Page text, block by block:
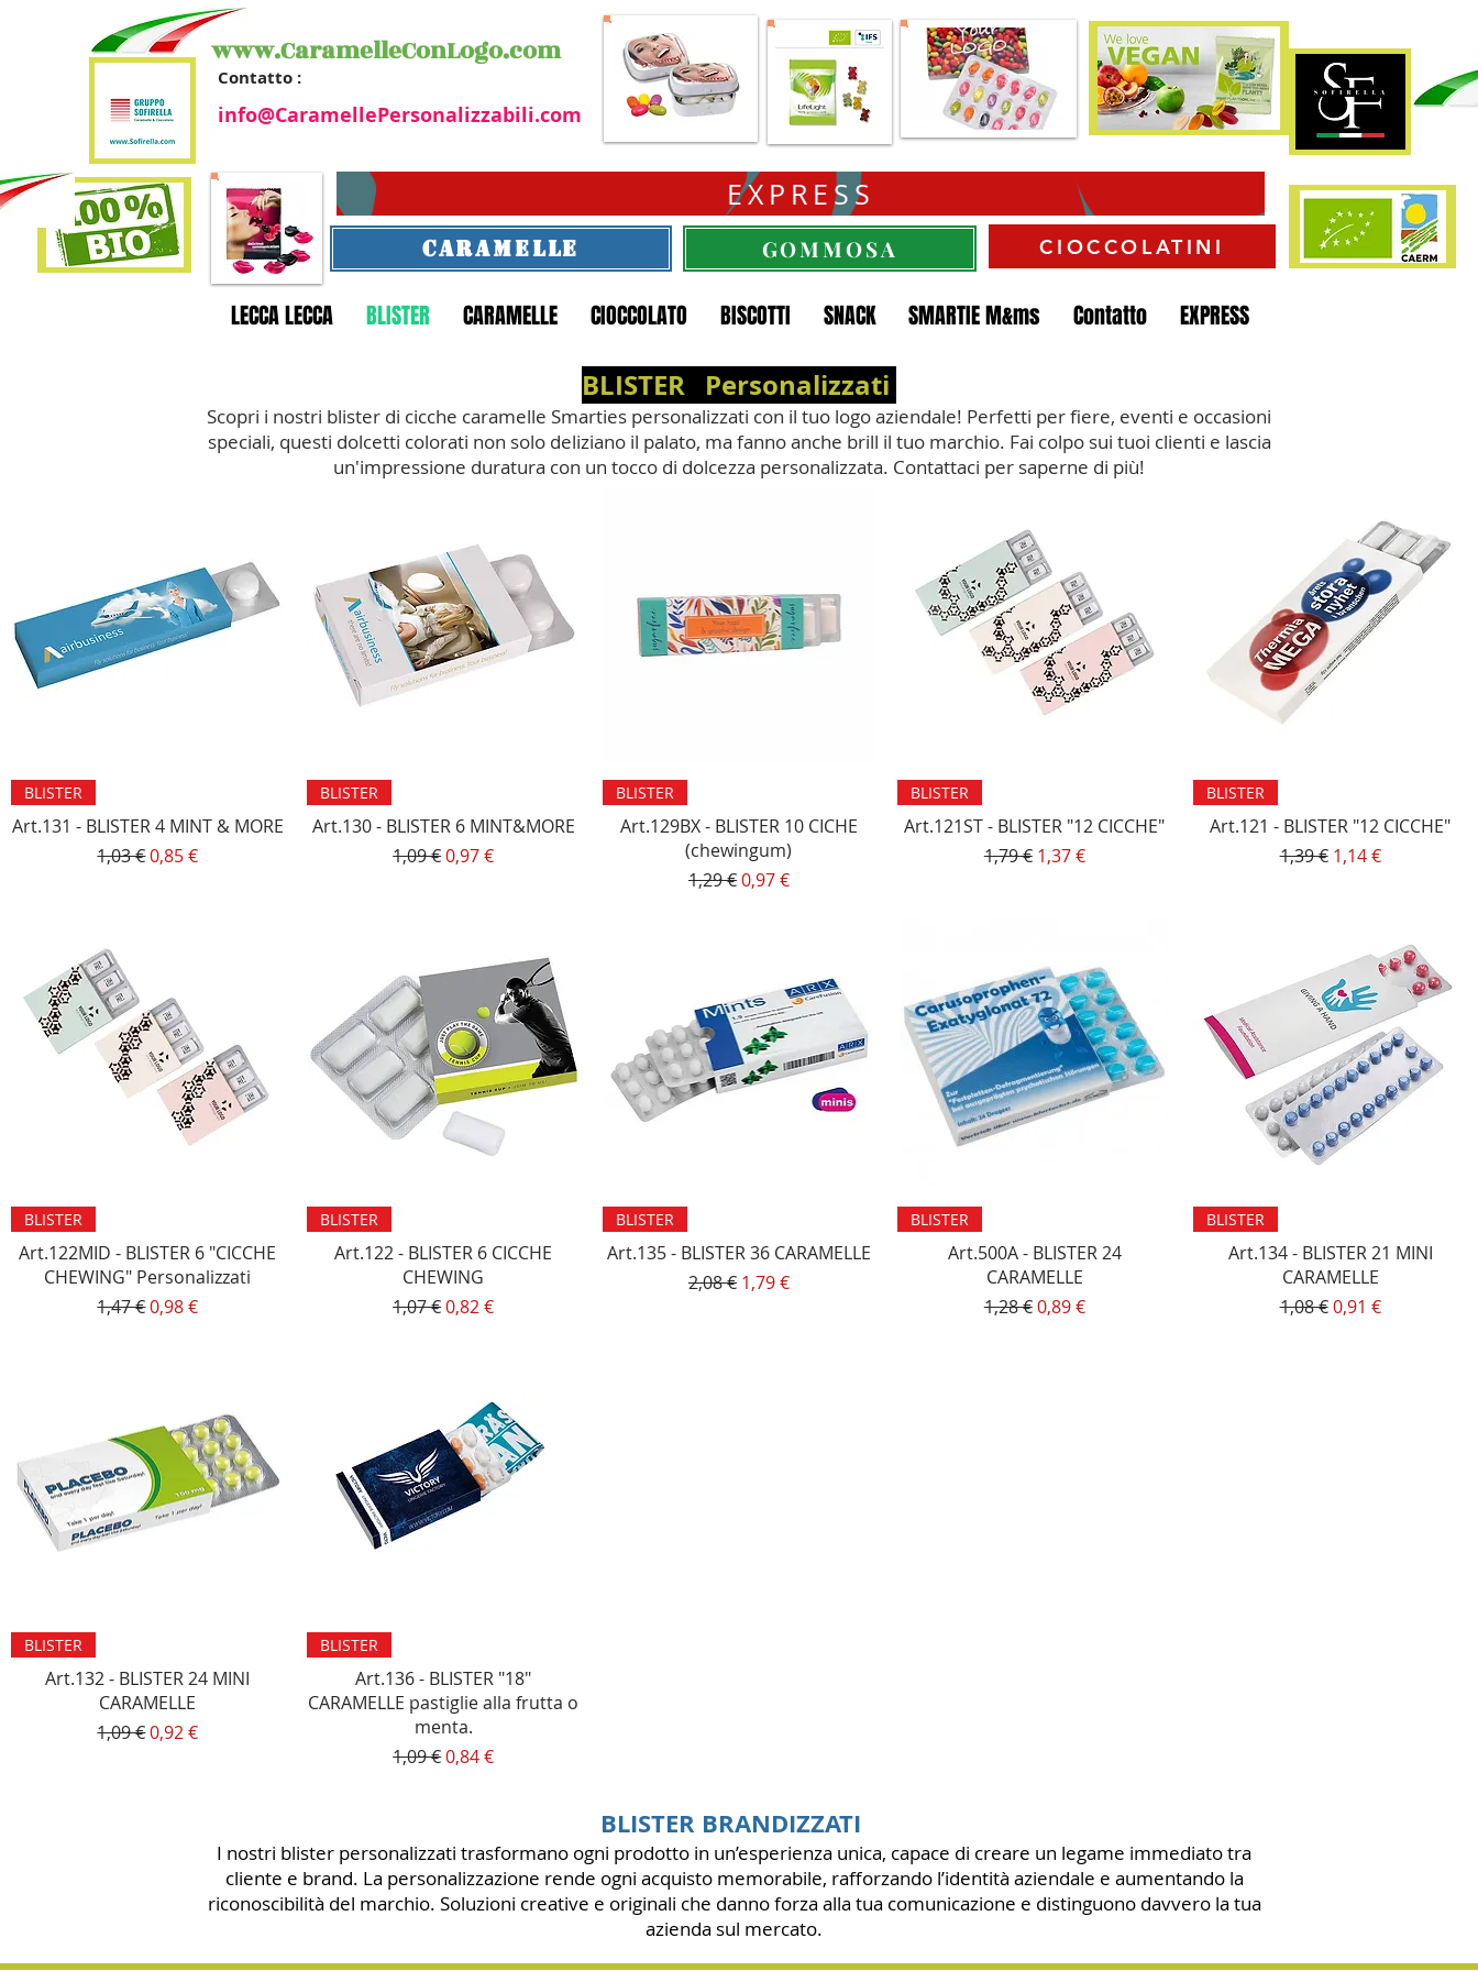
www.CaramelleConLogo.com
Contatto :
info@CaramellePersonalizzabili.com
EXPRESS
CARAMELLE GOMMOSA CIOCCOLATINI
BLISTER
Art.131 - BLISTER 4 MINT & MORE
Prezzo regolare
1,03 €Prezzo scontato
0,85 €
BLISTER
Art.130 - BLISTER 6 MINT&MORE
Prezzo regolare
1,09 €Prezzo scontato
0,97 €
BLISTER
Art.129BX - BLISTER 10 CICHE
(chewingum)
Prezzo regolare
1,29 €Prezzo scontato
0,97 €
BLISTER
Art.121ST - BLISTER "12 CICCHE"
Prezzo regolare
1,79 € Prezzo scontato
1,37 €
BLISTER
Art.121 - BLISTER "12 CICCHE"
Prezzo regolare
1,39 € Prezzo scontato
1,14 €
BLISTER
Art.122MID - BLISTER 6 "CICCHE
CHEWING" Personalizzati
Prezzo regolare
1,47 €Prezzo scontato
0,98 €
BLISTER
Art.122 - BLISTER 6 CICCHE
CHEWING
Prezzo regolare
1,07 €Prezzo scontato
0,82 €
BLISTER
Art.135 - BLISTER 36 CARAMELLE
Prezzo regolare
2,08 € Prezzo scontato
1,79 €
BLISTER
Art.500A - BLISTER 24
CARAMELLE
Prezzo regolare
1,28 €Prezzo scontato
0,89 €
BLISTER
Art.134 - BLISTER 21 MINI
CARAMELLE
Prezzo regolare
1,08 € Prezzo scontato
0,91 €
BLISTER
Art.132 - BLISTER 24 MINI
CARAMELLE
Prezzo regolare
1,09 €Prezzo scontato
0,92 €
BLISTER
Art.136 - BLISTER "18"
CARAMELLE pastiglie alla frutta o
menta.
Prezzo regolare
1,09 €Prezzo scontato
0,84 €
BLISTER Personalizzati
Scopri i nostri blister di cicche caramelle Smarties personalizzati con il tuo logo aziendale! Perfetti per fiere, eventi e occasioni
speciali, questi dolcetti colorati non solo deliziano il palato, ma fanno anche brill il tuo marchio. Fai colpo sui tuoi clienti e lascia
un'impressione duratura con un tocco di dolcezza personalizzata. Contattaci per saperne di più!
BLISTER BRANDIZZATI
I nostri blister personalizzati trasformano ogni prodotto in un’esperienza unica, capace di creare un legame immediato tra
cliente e brand. La personalizzazione rende ogni acquisto memorabile, rafforzando l’identità aziendale e aumentando la
riconoscibilità del marchio. Soluzioni creative e originali che danno forza alla tua comunicazione e distinguono davvero la tua
azienda sul mercato.
LECCA LECCA BLISTER CARAMELLE CIOCCOLATO BISCOTTI SNACK SMARTIE M&ms Contatto EXPRESS